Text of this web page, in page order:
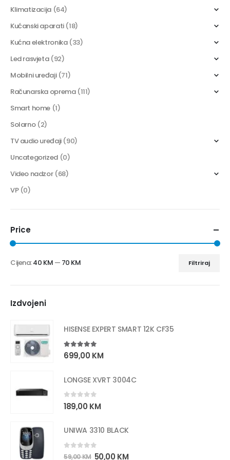
Klimatizacija (64)
Kućanski aparati (18)
Kućna elektronika (33)
Led rasvjeta (92)
Mobilni uređaji (71)
Računarska oprema (111)
Smart home (1)
Solarno (2)
TV audio uređaji (90)
Uncategorized (0)
Video nadzor (68)
VP (0)
Price
Filtriraj
Cijena:40 KM — 70 KM
Izdvojeni
HISENSE EXPERT SMART 12K CF35
5.00 out of 5
699,00 KM
LONGSE XVRT 3004C
0out of 5
189,00 KM
UNIWA 3310 BLACK
0 out of 5
59,00KM 50,00 KM